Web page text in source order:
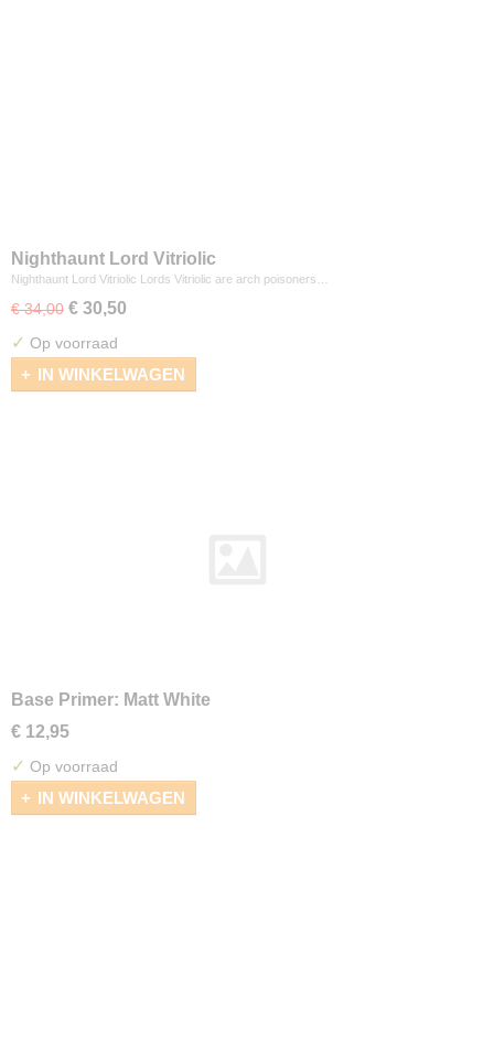
Nighthaunt Lord Vitriolic
Nighthaunt Lord Vitriolic Lords Vitriolic are arch poisoners…
€ 34,00 € 30,50
✓ Op voorraad
IN WINKELWAGEN
Base Primer: Matt White
€ 12,95
✓ Op voorraad
IN WINKELWAGEN